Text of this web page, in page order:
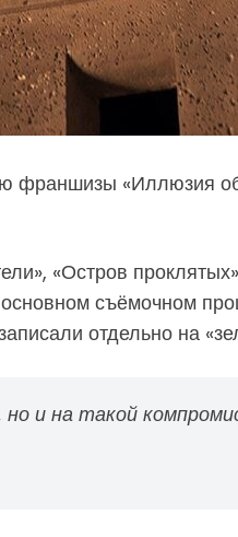
«Иллюзия
«Остров
съёмочном
отдельно на
и на такой